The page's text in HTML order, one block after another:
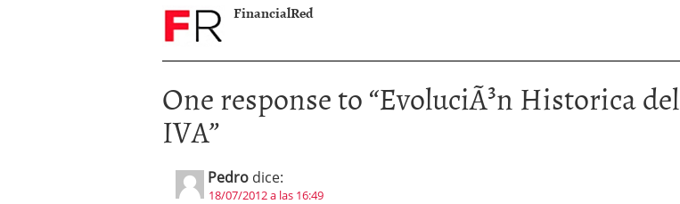
FinancialRed
One response to “EvoluciÃ³n Historica del
IVA”
Pedro dice:
18/07/2012 a las 16:49